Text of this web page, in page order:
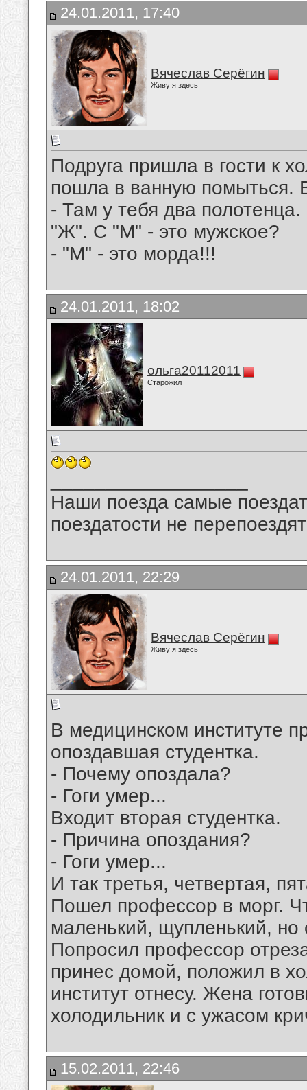
24.01.2011, 17:40
Вячеслав Серёгин
Живу я здесь
Подруга пришла в гости к
пошла в ванную помыться.
- Там у тебя два
"Ж". С "М" - это мужское?
- "М" - это морда!!!
24.01.2011, 18:02
ольга20112011
Старожил
Наши поезда самые
поездатости не
24.01.2011, 22:29
Вячеслав Серёгин
Живу я здесь
В медицинском институте
опоздавшая студентка.
- Почему опоздала?
- Гоги умер...
Входит вторая студентка.
- Причина опоздания?
- Гоги умер...
И так третья, четвертая,
Пошел профессор в морг.
маленький, щупленький,
Попросил профессор
принес домой, положил в
институт отнесу. Жена
холодильник и с ужасом
15.02.2011, 22:46